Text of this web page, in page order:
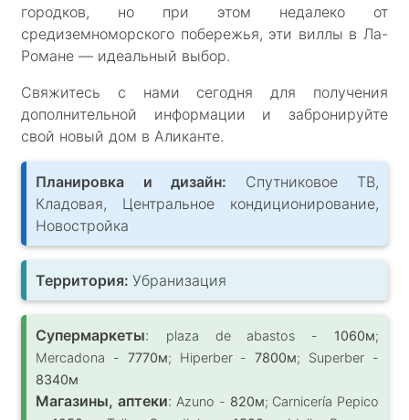
городков, но при этом недалеко от
средиземноморского побережья, эти виллы в Ла-
Романе — идеальный выбор.
Свяжитесь с нами сегодня для получения
дополнительной информации и забронируйте
свой новый дом в Аликанте.
Планировка и дизайн: Спутниковое ТВ,
Кладовая, Центральное кондиционирование,
Новостройка
Территория: Убранизация
Супермаркеты: plaza de abastos - 1060м;
Mercadona - 7770м; Hiperber -7800м; Superber -
8340м
Магазины, аптеки: Azuno - 820м; Carnicería Pepico